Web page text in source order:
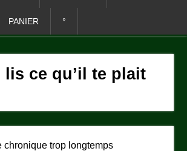
PANIER °
lis ce qu’il te plait
chronique trop longtemps